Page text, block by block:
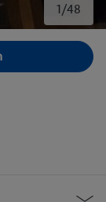
1/48